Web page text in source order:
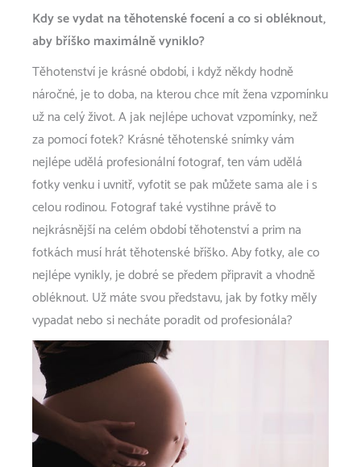
Kdy se vydat na těhotenské focení a co si obléknout,
aby bříško maximálně vyniklo?
Těhotenství je krásné období, i když někdy hodně
náročné, je to doba, na kterou chce mít žena vzpomínku
už na celý život. A jak nejlépe uchovat vzpomínky, než
za pomocí fotek? Krásné těhotenské snímky vám
nejlépe udělá profesionální fotograf, ten vám udělá
fotky venku i uvnitř, vyfotit se pak můžete sama ale i s
celou rodinou. Fotograf také vystihne právě to
nejkrásnější na celém období těhotenství a prim na
fotkách musí hrát těhotenské bříško. Aby fotky, ale co
nejlépe vynikly, je dobré se předem připravit a vhodně
obléknout. Už máte svou představu, jak by fotky měly
vypadat nebo si necháte poradit od profesionála?